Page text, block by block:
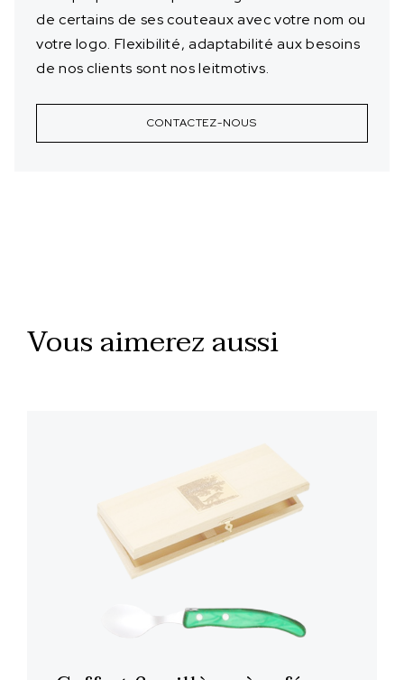
de certains de ses couteaux avec votre nom ou
votre logo. Flexibilité, adaptabilité aux besoins
de nos clients sont nos leitmotivs.
CONTACTEZ-NOUS
Vous aimerez aussi